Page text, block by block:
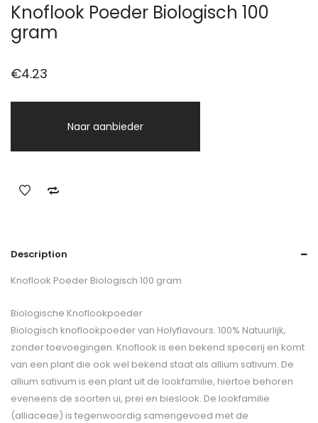
Knoflook Poeder Biologisch 100
gram
€4.23
Naar aanbieder
Description
Knoflook Poeder Biologisch 100 gram
Biologische Knoflookpoeder
Biologisch knoflookpoeder van Holyflavours. 100% Natuurlijk,
zonder toevoegingen. Knoflook is een bekend specerij en komt
van een plant die ook wel bekend staat als allium sativum. De
allium sativum is een plant uit de lookfamilie, hiertoe behoren
eveneens de soorten ui, prei en bieslook. De lookfamilie
(alliaceae) is tegenwoordig samengevoed met de